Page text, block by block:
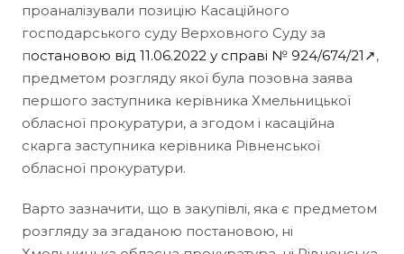
проаналізували позицію Касаційного
господарського суду Верховного Суду за
постановою від 11.06.2022 у справі № 924/674/21↗,
предметом розгляду якої була позовна заява
першого заступника керівника Хмельницької
обласної прокуратури, а згодом і касаційна
скарга заступника керівника Рівненської
обласної прокуратури.
Варто зазначити, що в закупівлі, яка є предметом
розгляду за згаданою постановою, ні